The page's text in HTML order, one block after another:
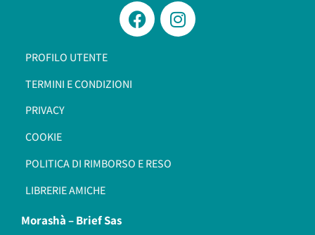
PROFILO UTENTE
TERMINI E CONDIZIONI
PRIVACY
COOKIE
POLITICA DI RIMBORSO E RESO
LIBRERIE AMICHE
Morashà –Brief Sas